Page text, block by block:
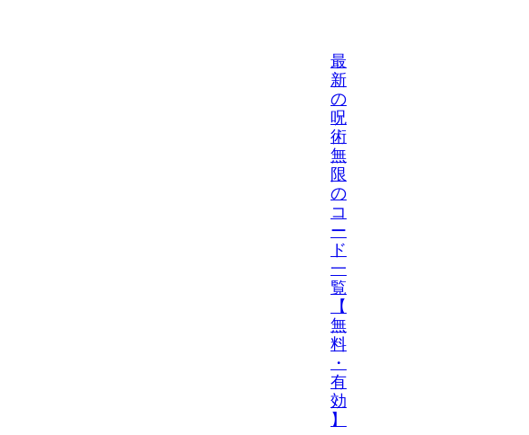
最
新
の
呪
術
無
限
の
コ
ー
ド
一
覧
【
無
料
・
有
効
】